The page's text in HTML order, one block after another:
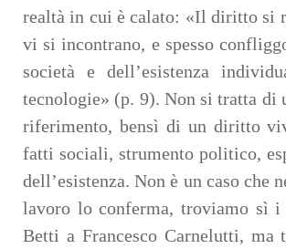
realtà in cui è calato: «Il diritto si
vi si incontrano, e spesso
società e dell’esistenza
tecnologie» (p. 9). Non si tratta
riferimento, bensì di un diritto
fatti sociali, strumento politico,
dell’esistenza. Non è un caso
lavoro lo conferma, troviamo sì
Betti a Francesco Carnelutti, ma